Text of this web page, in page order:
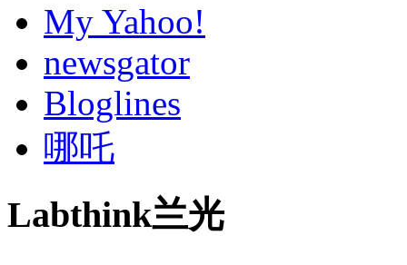
My Yahoo!
newsgator
Bloglines
哪吒
Labthink兰光